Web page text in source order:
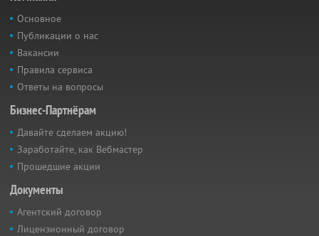
Основное
Публикации о нас
Вакансии
Правила сервиса
Ответы на вопросы
Бизнес-Партнёрам
Давайте сделаем акцию!
Заработайте, как Вебмастер
Прошедшие акции
Документы
Агентский договор
Лицензионный договор